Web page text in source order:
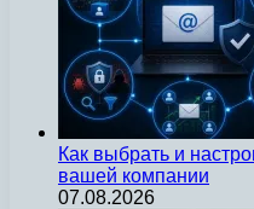
Как выбрать и
вашей компании
07.08.2026